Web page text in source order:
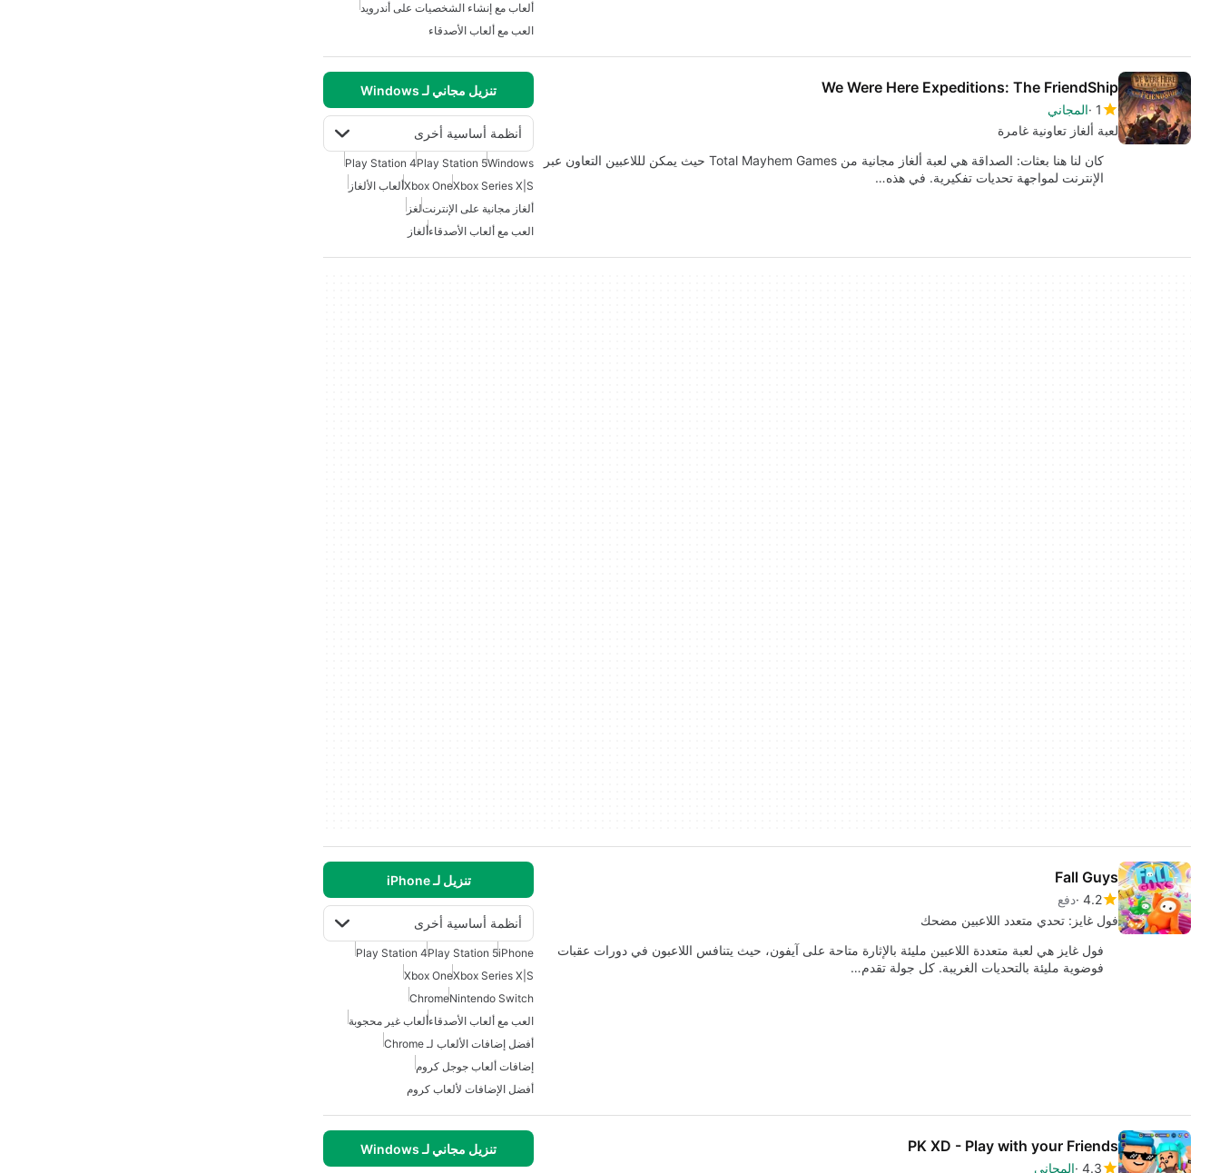
ألعاب مع إنشاء الشخصيات على أندرويد
العب مع ألعاب الأصدقاء
We Were Here Expeditions: The FriendShip
1 المجاني
لعبة ألغاز تعاونية غامرة
تنزيل مجاني لـ Windows
أنظمة أساسية أخرى
كان لنا هنا بعثات: الصداقة هي لعبة ألغاز مجانية من Total Mayhem Games حيث يمكن لللاعبين التعاون عبر
الإنترنت لمواجهة تحديات تفكيرية. في هذه…
Windows
Play Station 5
Play Station 4
Xbox Series X|S
Xbox Oneألعاب الألغاز
ألغاز مجانية على الإنترنتلغز
العب مع ألعاب الأصدقاءألغاز
Fall Guys
4.2 دفع
فول غايز: تحدي متعدد اللاعبين مضحك
تنزيل لـ iPhone
أنظمة أساسية أخرى
فول غايز هي لعبة متعددة اللاعبين مليئة بالإثارة متاحة على آيفون، حيث يتنافس اللاعبون في دورات عقبات
فوضوية مليئة بالتحديات الغريبة. كل جولة تقدم…
iPhone
Play Station 5
Play Station 4
Xbox Series X|S
Xbox One
Nintendo Switch
Chrome
العب مع ألعاب الأصدقاءألعاب غير محجوبة
أفضل إضافات الألعاب لـ Chrome
إضافات ألعاب جوجل كروم
أفضل الإضافات لألعاب كروم
PK XD - Play with your Friends
4.3 المجاني
تنزيل مجاني لـ Windows